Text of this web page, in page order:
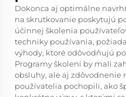
Dokonca aj optimálne
na skrutkovanie poskytujú
účinnej školenia
techniky používania,
výhody, ktoré odôvodňujú
Programy školení by mali
obsluhy, ale aj zdôvodnenie
používatelia pochopili, ako